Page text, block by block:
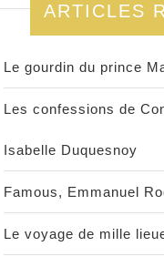
ARTICLES
Le gourdin du prince
Les confessions de
Isabelle Duquesnoy
Famous, Emmanuel
Le voyage de mille